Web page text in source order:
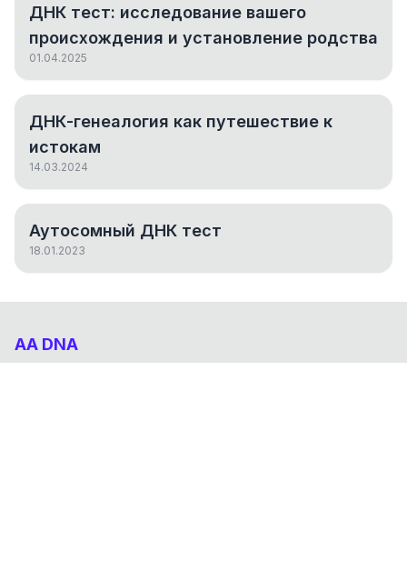
ДНК тест: исследование вашего
происхождения и установление родства
01.04.2025
ДНК-генеалогия как путешествие к
истокам
14.03.2024
Аутосомный ДНК тест
18.01.2023
AA DNA